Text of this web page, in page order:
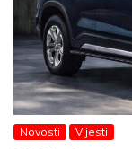
Novosti Vijesti